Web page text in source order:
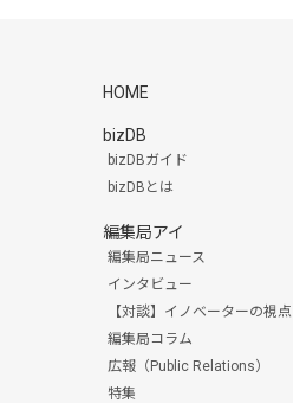
HOME
bizDB
bizDBガイド
bizDBとは
編集局アイ
編集局ニュース
インタビュー
【対談】イノベーターの視点
編集局コラム
広報（Public Relations）
特集